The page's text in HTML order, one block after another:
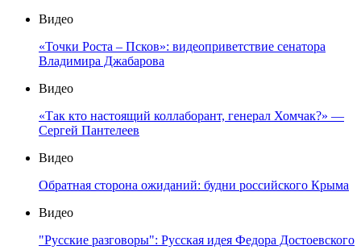
Видео
«Точки Роста – Псков»: видеоприветствие сенатора
Владимира Джабарова
Видео
«Так кто настоящий коллаборант, генерал Хомчак?» —
Сергей Пантелеев
Видео
Обратная сторона ожиданий: будни российского Крыма
Видео
"Русские разговоры": Русская идея Федора Достоевского